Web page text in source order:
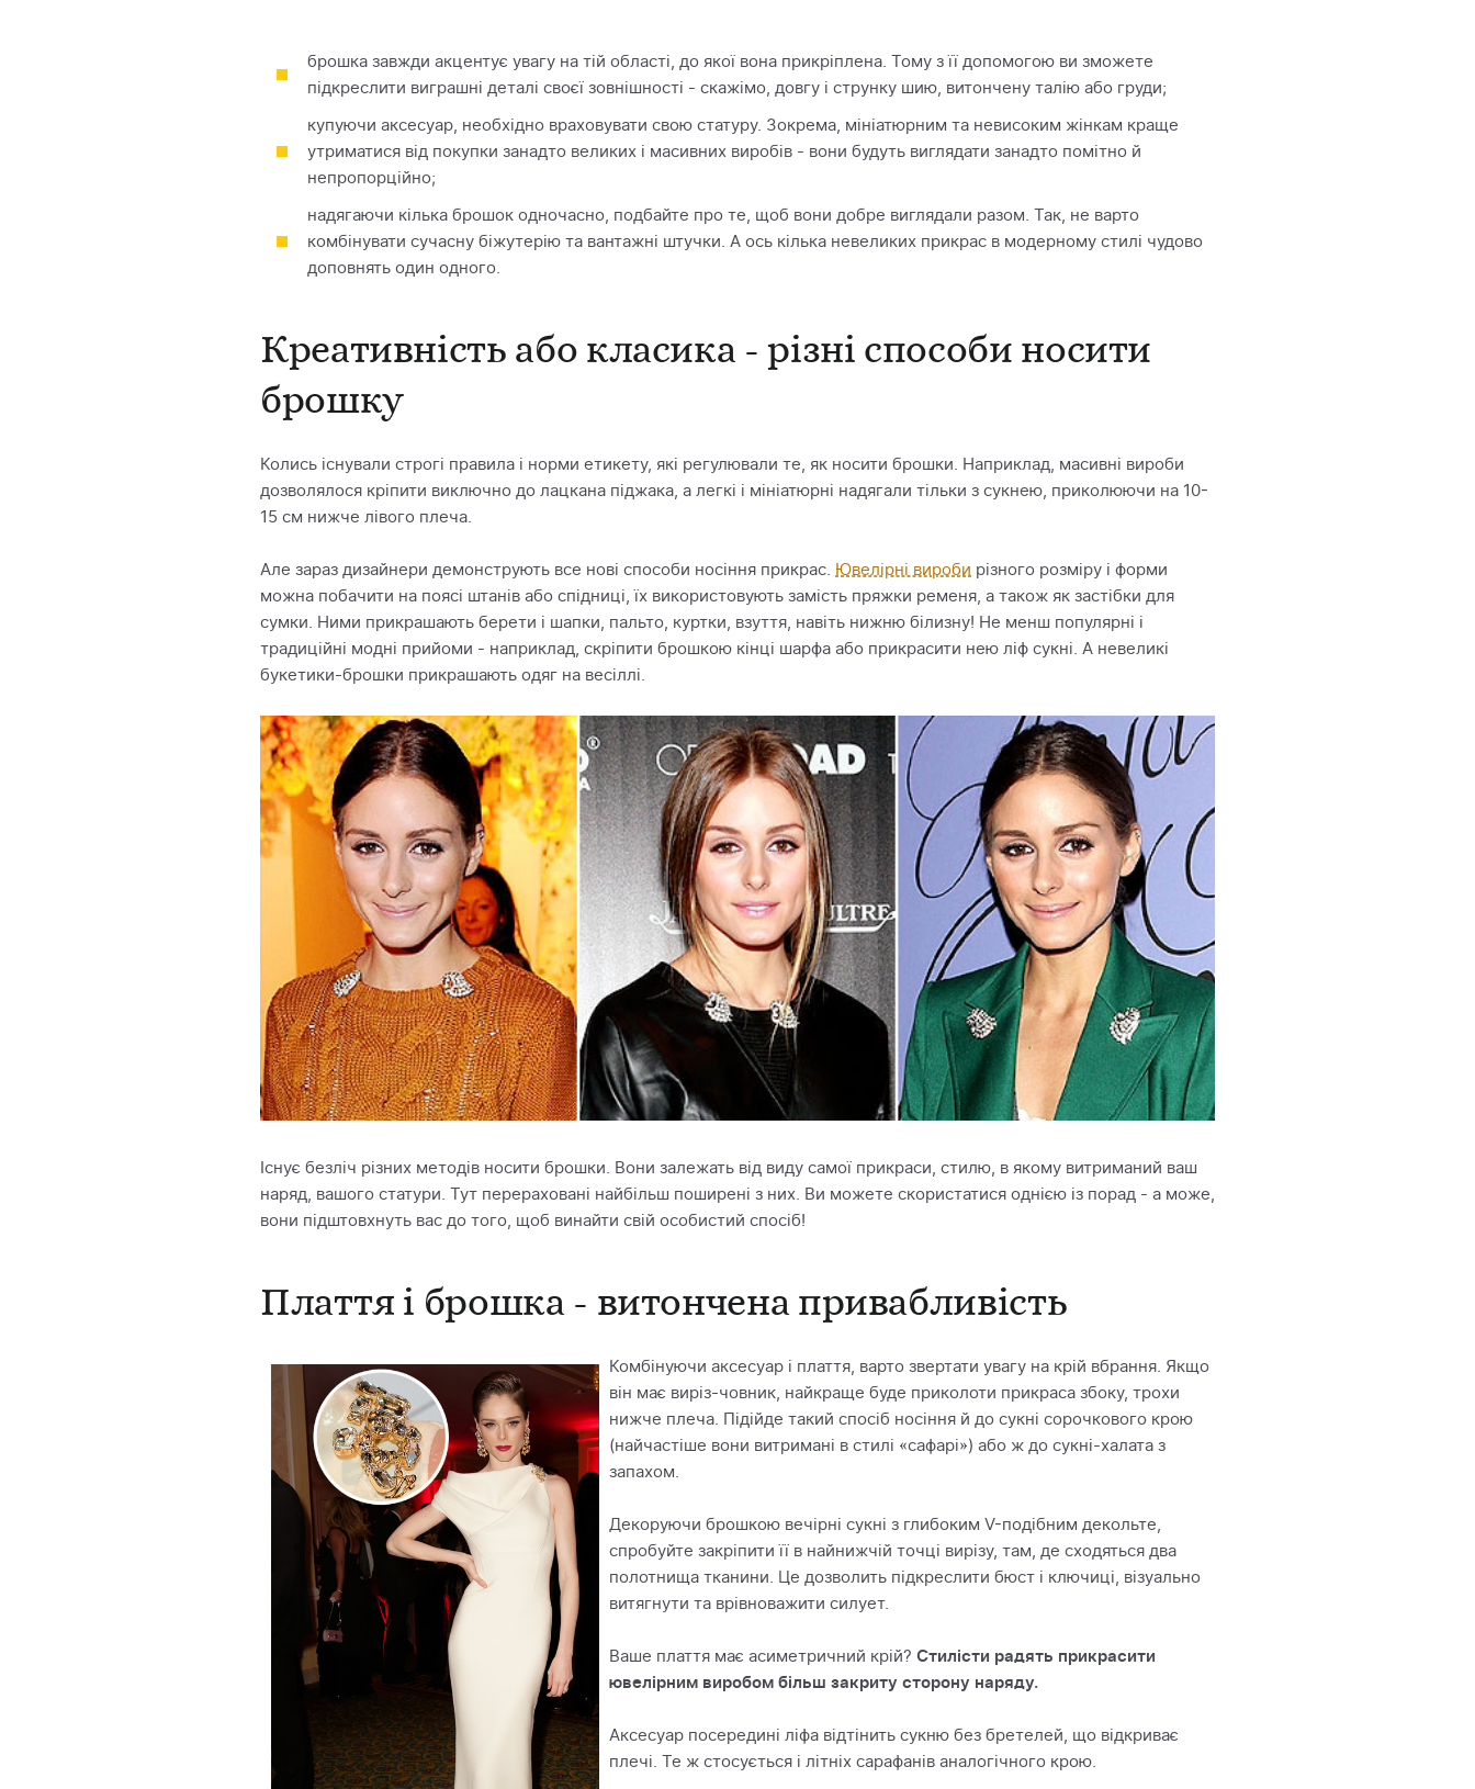
брошка завжди акцентує увагу на тій області, до якої вона прикріплена. Тому з її допомогою ви зможете
підкреслити виграшні деталі своєї зовнішності - скажімо, довгу і струнку шию, витончену талію або груди;
купуючи аксесуар, необхідно враховувати свою статуру. Зокрема, мініатюрним та невисоким жінкам краще
утриматися від покупки занадто великих і масивних виробів - вони будуть виглядати занадто помітно й
непропорційно;
надягаючи кілька брошок одночасно, подбайте про те, щоб вони добре виглядали разом. Так, не варто
комбінувати сучасну біжутерію та вантажні штучки. А ось кілька невеликих прикрас в модерному стилі чудово
доповнять один одного.
Креативність або класика - різні способи носити
брошку
Колись існували строгі правила і норми етикету, які регулювали те, як носити брошки. Наприклад, масивні вироби
дозволялося кріпити виключно до лацкана піджака, а легкі і мініатюрні надягали тільки з сукнею, приколюючи на 10-
15 см нижче лівого плеча.
Але зараз дизайнери демонструють все нові способи носіння прикрас. Ювелірні вироби різного розміру і форми
можна побачити на поясі штанів або спідниці, їх використовують замість пряжки ременя, а також як застібки для
сумки. Ними прикрашають берети і шапки, пальто, куртки, взуття, навіть нижню білизну! Не менш популярні і
традиційні модні прийоми - наприклад, скріпити брошкою кінці шарфа або прикрасити нею ліф сукні. А невеликі
букетики-брошки прикрашають одяг на весіллі.
Існує безліч різних методів носити брошки. Вони залежать від виду самої прикраси, стилю, в якому витриманий ваш
наряд, вашого статури. Тут перераховані найбільш поширені з них. Ви можете скористатися однією із порад - а може,
вони підштовхнуть вас до того, щоб винайти свій особистий спосіб!
Плаття і брошка - витончена привабливість
Комбінуючи аксесуар і плаття, варто звертати увагу на крій вбрання. Якщо
він має виріз-човник, найкраще буде приколоти прикраса збоку, трохи
нижче плеча. Підійде такий спосіб носіння й до сукні сорочкового крою
(найчастіше вони витримані в стилі «сафарі») або ж до сукні-халата з
запахом.
Декоруючи брошкою вечірні сукні з глибоким V-подібним декольте,
спробуйте закріпити її в найнижчій точці вирізу, там, де сходяться два
полотнища тканини. Це дозволить підкреслити бюст і ключиці, візуально
витягнути та врівноважити силует.
Ваше плаття має асиметричний крій? Стилісти радять прикрасити
ювелірним виробом більш закриту сторону наряду.
Аксесуар посередині ліфа відтінить сукню без бретелей, що відкриває
плечі. Те ж стосується і літніх сарафанів аналогічного крою.